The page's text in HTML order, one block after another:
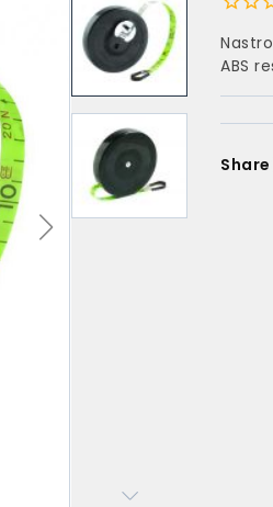
ABS
Share